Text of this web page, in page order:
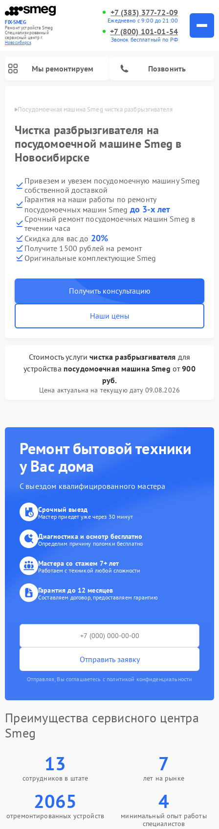
FIX-SMEG
Ремонт устройств Smeg
Специализированный
cервисный центр г.
Новосибирск
+7 (383) 377-72-09
Ежедневно с 9:00 до 21:00
+7 (800) 101-01-54
Звонок бесплатный по РФ
Мы ремонтируем Позвонить
Посудомоечная машина Smeg чистка разбрызгивателя
Чистка разбрызгивателя на
посудомоечной машине Smeg в
Новосибирске
Привезем и увезем посудомоечную машину Smeg
собственной доставкой
Гарантия на наши работы по ремонту
посудомоечных машин Smeg до 3-х лет
Срочный ремонт посудомоечных машин Smeg в
течении часа
Скидка для вас до 20%
Получите 1500 рублей на ремонт
Оригинальные комплектующие Smeg
Получить консультацию
Наши цены
Стоимость услугичистка разбрызгивателя для
устройства посудомоечная машина Smeg от900
руб.
Цена актуальна на текущую дату 09.08.2026
Ремонт бытовой техники
у Вас дома
С выездом квалифицированного мастера
Срочный выезд
Мастер приедет уже через 30 минут
Диагностика и осмотр бесплатно
Определим причину поломки бесплатно
Мастера со стажем 7+ лет
Работаем с техникой любой сложности
Гарантия до 12 месяцев
Составляем договор, предоставляем гарантию
Отправить заявку
Отправляя, Вы соглашаетесь с политикой конфиденциальности
Преимущества сервисного центра
Smeg
13
сотрудников в штате
7
лет на рынке
2065
отремонтированных устройств
4
минимальный опыт работы
специалистов